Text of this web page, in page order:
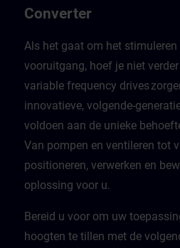
Converter
Als het gaat om het
vooruitgang, hoef je niet verder
variable frequency drives
innovatieve, volgende-
voldoen aan de unieke
Van pompen en ventileren tot
positioneren, verwerken en
oplossing voor u.
Bereid u voor om uw
hoogten te tillen met de